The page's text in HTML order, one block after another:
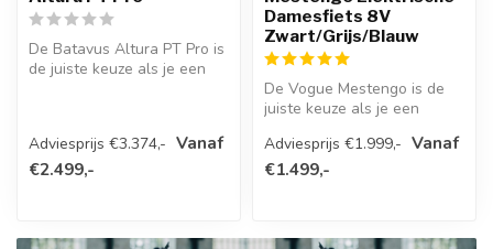
De Batavus Altura PT Pro is
de juiste keuze als je een
Adviesprijs €3.374,- Vanaf
€2.499,-
Damesfiets 8V
Zwart/Grijs/Blauw
De Vogue Mestengo is de
juiste keuze als je een
elektri...
Adviesprijs €1.999,- Vanaf
€1.499,-